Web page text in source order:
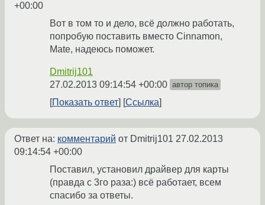
+00:00
Вот в том то и дело, всё должно работать,
попробую поставить вместо Cinnamon,
Mate, надеюсь поможет.
Dmitrij101
27.02.2013 09:14:54 +00:00 автор топика
Показать ответ Ссылка
Ответ на: комментарий от Dmitrij101 27.02.2013
09:14:54 +00:00
Поставил, установил драйвер для карты
(правда с 3го раза:) всё работает, всем
спасибо за ответы.